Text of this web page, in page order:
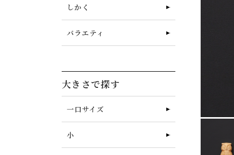
しかく
バラエティ
大きさで探す
一口サイズ
小